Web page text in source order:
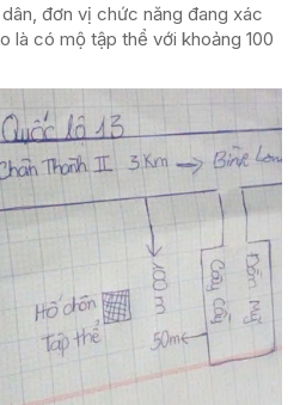
đơn vị chức năng đang xác
là có mộ tập thể với khoảng 100